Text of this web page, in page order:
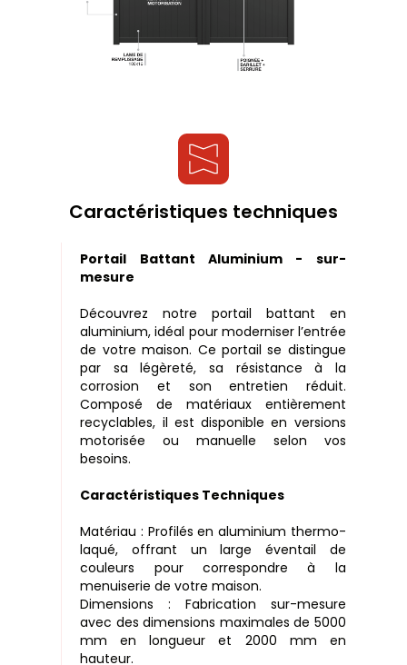
Caractéristiques techniques
Portail Battant Aluminium - sur-
mesure
Découvrez notre portail battant en
aluminium, idéal pour moderniser l’entrée
de votre maison. Ce portail se distingue
par sa légèreté, sa résistance à la
corrosion et son entretien réduit.
Composé de matériaux entièrement
recyclables, il est disponible en versions
motorisée ou manuelle selon vos
besoins.
Caractéristiques Techniques
Matériau : Profilés en aluminium thermo-
laqué, offrant un large éventail de
couleurs pour correspondre à la
menuiserie de votre maison.
Dimensions : Fabrication sur-mesure
avec des dimensions maximales de 5000
mm en longueur et 2000 mm en
hauteur.